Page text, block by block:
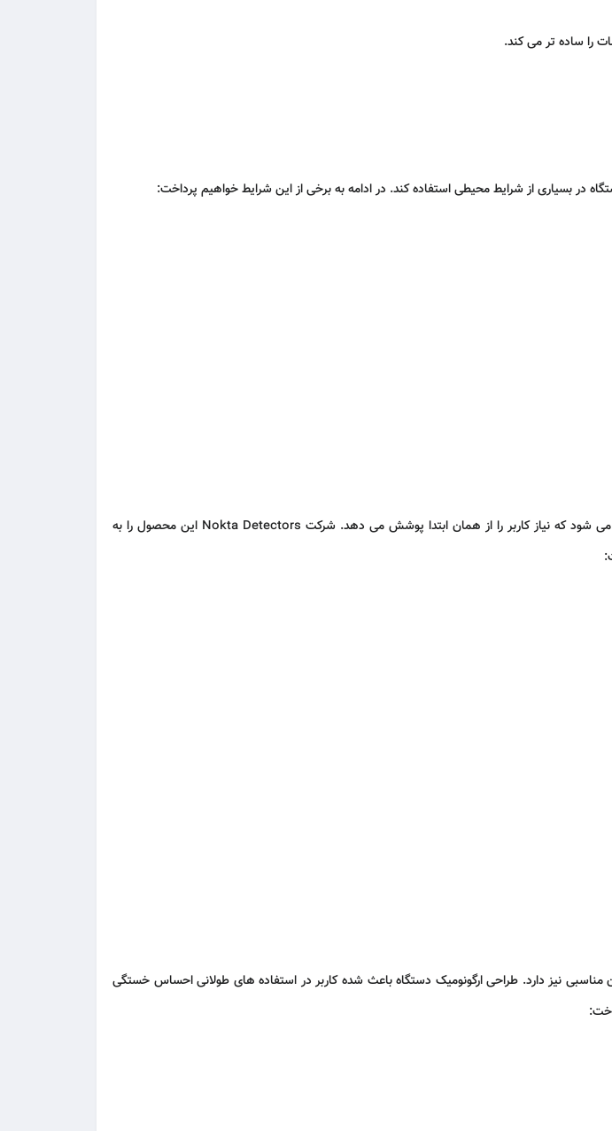
در بسیاری از شرایط محیطی استفاده کند. در ادامه به برخی از این شرایط خواهیم پرداخت:
Nokta Detectors این محصول را به
استحکام بالا، وزن مناسبی نیز دارد. طراحی ارگونومیک دستگاه باعث شده کاربر در استفاده های طولانی احساس خستگی